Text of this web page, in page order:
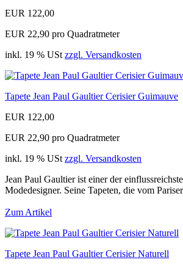
EUR 122,00
EUR 22,90 pro Quadratmeter
inkl. 19 % USt zzgl. Versandkosten
Tapete Jean Paul Gaultier Cerisier Guimauve
EUR 122,00
EUR 22,90 pro Quadratmeter
inkl. 19 % USt zzgl. Versandkosten
Jean Paul Gaultier ist einer der
Modedesigner. Seine Tapeten, die vom
Zum Artikel
Tapete Jean Paul Gaultier Cerisier Naturell